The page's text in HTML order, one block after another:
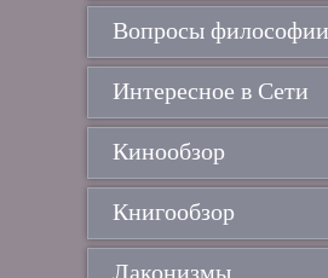
Вопросы философии
Интересное в Сети
Кинообзор
Книгообзор
Лаконизмы